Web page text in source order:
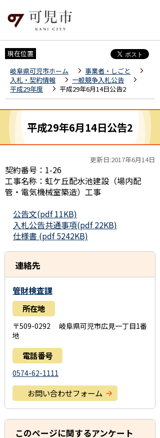
現在位置
岐阜県可児市ホーム
事業者・しごと
入札・契約情報
一般競争入札公告
平成29年度
平成29年6月14日公告2
平成29年6月14日公告2
更新日:2017年6月14日
契約番号：1-26
工事名称：虹ケ丘配水池建設（場内配
管・電気機械室築造）工事
公告文(pdf 11KB)
入札公告共通事項(pdf 22KB)
仕様書 (pdf 5242KB)
連絡先
管財検査課
所在地
〒509-0292 岐阜県可児市広見一丁目1番
地
電話番号
0574-62-1111
お問い合わせフォーム
このページに関するアンケート